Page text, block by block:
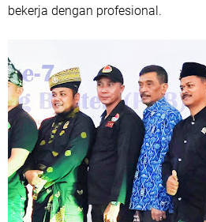
bekerja dengan profesional.